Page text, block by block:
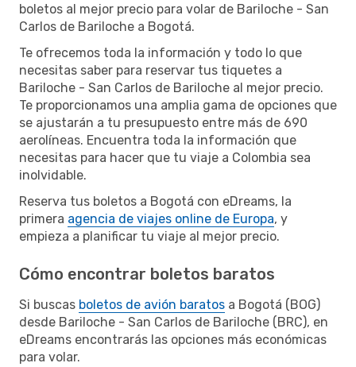
boletos al mejor precio para volar de Bariloche - San
Carlos de Bariloche a Bogotá.
Te ofrecemos toda la información y todo lo que
necesitas saber para reservar tus tiquetes a
Bariloche - San Carlos de Bariloche al mejor precio.
Te proporcionamos una amplia gama de opciones que
se ajustarán a tu presupuesto entre más de 690
aerolíneas. Encuentra toda la información que
necesitas para hacer que tu viaje a Colombia sea
inolvidable.
Reserva tus boletos a Bogotá con eDreams, la
primera agencia de viajes online de Europa, y
empieza a planificar tu viaje al mejor precio.
Cómo encontrar boletos baratos
Si buscas boletos de avión baratos a Bogotá (BOG)
desde Bariloche - San Carlos de Bariloche (BRC), en
eDreams encontrarás las opciones más económicas
para volar.